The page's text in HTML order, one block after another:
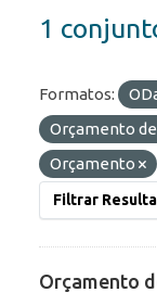
1
Formatos:
Orçamento
Orçamento
Filtrar
Orçamento